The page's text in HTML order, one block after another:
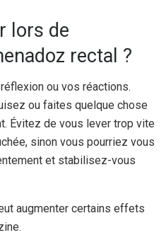
lors de
rectal ?
ou vos réactions.
ou faites quelque chose
Évitez de vous lever trop vite
sinon vous pourriez vous
et stabilisez-vous
augmenter certains effets